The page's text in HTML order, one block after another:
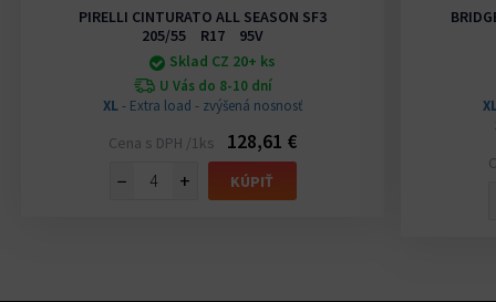
PIRELLI CINTURATO ALL SEASON SF3
205/55 R17 95V
Sklad CZ 20+ ks
U Vás do 8-10 dní
XL- Extra load - zvýšená nosnosť
Cena s DPH /1ks
128,61 €
−
+ KÚPIŤ